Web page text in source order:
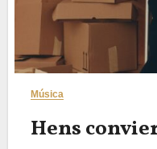
Música
Hens